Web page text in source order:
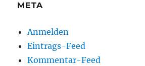
META
Anmelden
Eintrags-Feed
Kommentar-Feed